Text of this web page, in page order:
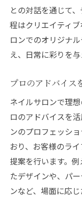
との対話を通じて
程はクリエイティ
ロンでのオリジナ
え、日常に彩りを
プロのアドバイス
ネイルサロンで理
ロのアドバイスを
ンのプロフェッシ
おり、お客様のラ
提案を行います。
たデザインや、パ
ンなど、場面に応